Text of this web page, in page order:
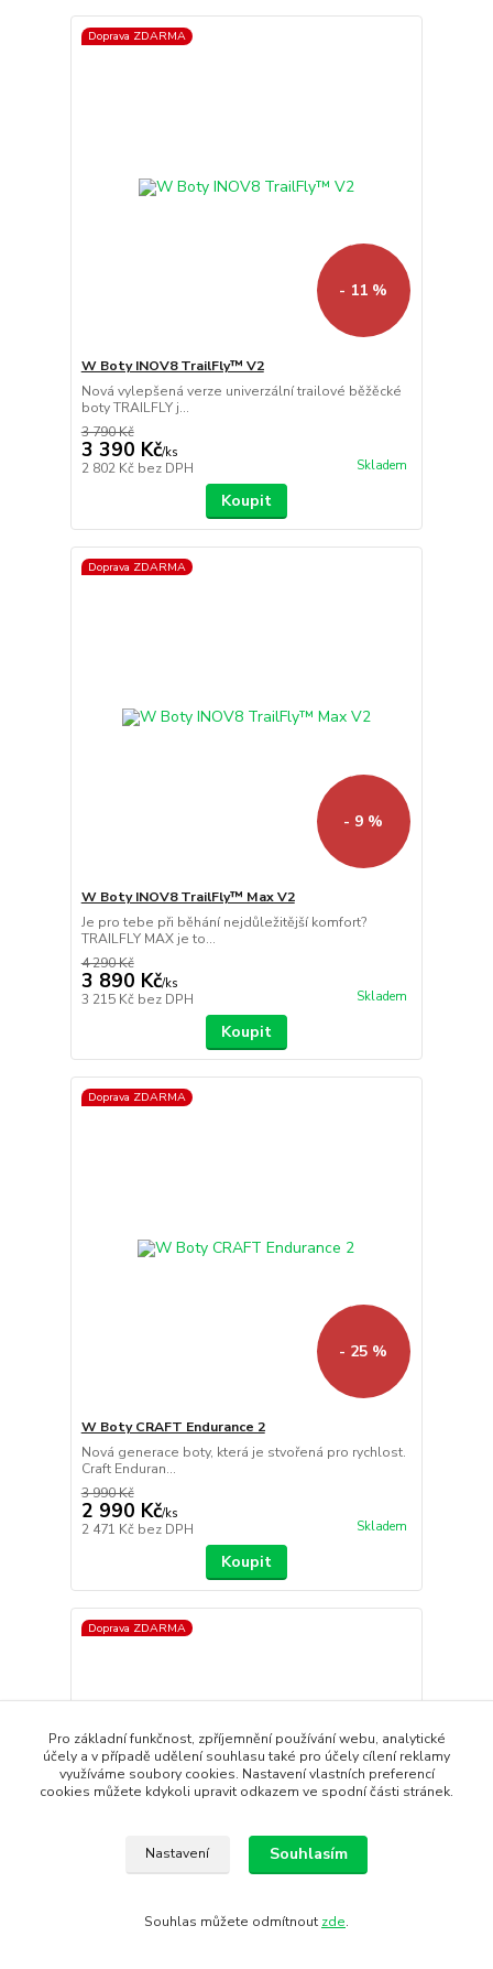
Doprava ZDARMA
- 11 %
W Boty INOV8 TrailFly™ V2
Nová vylepšená verze univerzální trailové běžěcké
boty TRAILFLY j...
3 790 Kč
3 390 Kč/ks
2 802 Kč bez DPH Skladem
Koupit
Doprava ZDARMA
- 9 %
W Boty INOV8 TrailFly™ Max V2
Je pro tebe při běhání nejdůležitější komfort?
TRAILFLY MAX je to...
4 290 Kč
3 890 Kč/ks
3 215 Kč bez DPH Skladem
Koupit
Doprava ZDARMA
- 25 %
W Boty CRAFT Endurance 2
Nová generace boty, která je stvořená pro rychlost.
Craft Enduran...
3 990 Kč
2 990 Kč/ks
2 471 Kč bez DPH Skladem
Koupit
Doprava ZDARMA
Pro základní funkčnost, zpříjemnění používání webu, analytické
účely a v případě udělení souhlasu také pro účely cílení reklamy
využíváme soubory cookies. Nastavení vlastních preferencí
cookies můžete kdykoli upravit odkazem ve spodní části stránek.
Nastavení Souhlasím
Souhlas můžete odmítnout zde.